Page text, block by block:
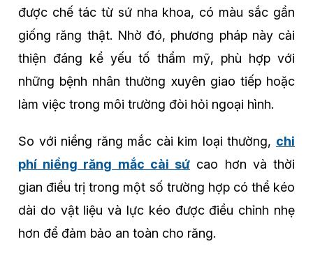
được chế tác từ sứ nha khoa, có màu sắc gần
giống răng thật. Nhờ đó, phương pháp này cải
thiện đáng kể yếu tố thẩm mỹ, phù hợp với
những bệnh nhân thường xuyên giao tiếp hoặc
làm việc trong môi trường đòi hỏi ngoại hình.
So với niềng răng mắc cài kim loại thường, chi
phí niềng răng mắc cài sứ cao hơn và thời
gian điều trị trong một số trường hợp có thể kéo
dài do vật liệu và lực kéo được điều chỉnh nhẹ
hơn để đảm bảo an toàn cho răng.